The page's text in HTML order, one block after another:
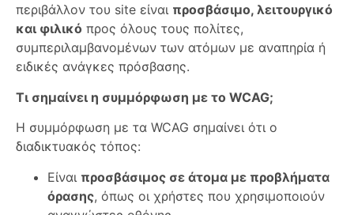
περιβάλλον του site είναι προσβάσιμο, λειτουργικό
και φιλικό προς όλους τους πολίτες,
συμπεριλαμβανομένων των ατόμων με αναπηρία ή
ειδικές ανάγκες πρόσβασης.
Τι σημαίνει η συμμόρφωση με το WCAG;
Η συμμόρφωση με τα WCAG σημαίνει ότι ο
διαδικτυακός τόπος:
Είναι προσβάσιμος σε άτομα με προβλήματα
όρασης, όπως οι χρήστες που χρησιμοποιούν